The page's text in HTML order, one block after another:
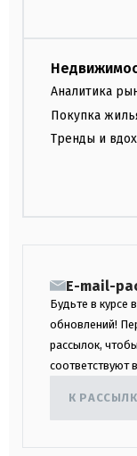
Аналитика
Покупка
Тренды и
E-mail-
Будьте в курсе
обновлений!
рассылок,
соответствуют
К